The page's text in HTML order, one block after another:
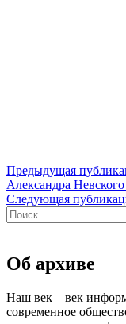
Навигация
по
записям
Предыдущая
Александра
Следующая
Найти:
Об архиве
Наш век – век
современное